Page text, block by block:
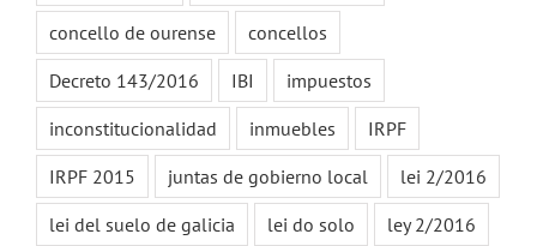
concello de ourense
concellos
Decreto 143/2016
IBI
impuestos
inconstitucionalidad
inmuebles
IRPF
IRPF 2015
juntas de gobierno local
lei 2/2016
lei del suelo de galicia
lei do solo ley 2/2016